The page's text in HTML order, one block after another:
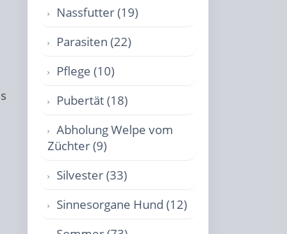
Nassfutter (19)
Parasiten (22)
Pflege (10)
Pubertät (18)
Abholung Welpe vom
Züchter (9)
Silvester (33)
Sinnesorgane Hund (12)